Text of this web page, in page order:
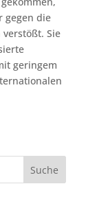
gegen die
Sie
geringem